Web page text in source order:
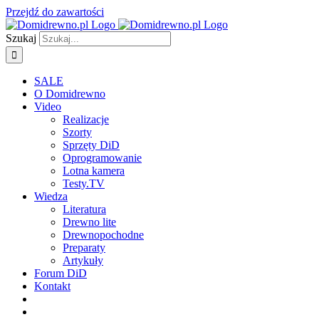
Przejdź do zawartości
Szukaj
SALE
O Domidrewno
Video
Realizacje
Szorty
Sprzęty DiD
Oprogramowanie
Lotna kamera
Testy.TV
Wiedza
Literatura
Drewno lite
Drewnopochodne
Preparaty
Artykuły
Forum DiD
Kontakt